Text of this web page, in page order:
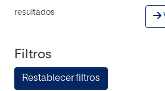
resultados
Filtros
Restablecer filtros